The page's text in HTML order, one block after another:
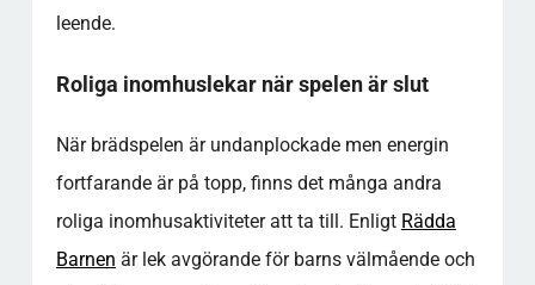
leende.
Roliga inomhuslekar när spelen är slut
När brädspelen är undanplockade men energin
fortfarande är på topp, finns det många andra
roliga inomhusaktiviteter att ta till. Enligt Rädda
Barnen är lek avgörande för barns välmående och